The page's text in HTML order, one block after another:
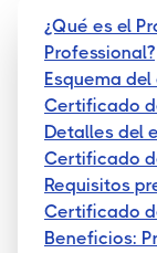
¿Qué es el
Professional?
Esquema
Certificado
Detalles del
Certificado
Requisitos
Certificado
Beneficios: